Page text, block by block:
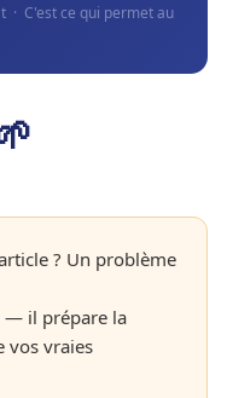
· C'est ce qui permet au
? Un problème
— il prépare la
vos vraies